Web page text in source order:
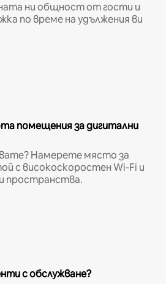
ни общност от гости и
по време на удължения ви
помещения за дигитални
Намерете място за
с високоскоростен Wi-Fi и
пространства.
с обслужване?